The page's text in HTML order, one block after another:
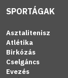
SPORTÁGAK
Asztalitenisz
Atlétika
Birkózás
Cselgáncs
Evezés